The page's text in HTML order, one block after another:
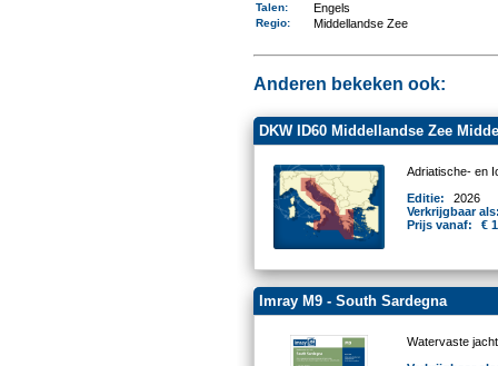
Talen: Engels
Regio: Middellandse Zee
Anderen bekeken ook:
DKW ID60 Middellandse Zee
Adriatische- en
Editie:
2026
Verkrijgbaar
Prijs vanaf:
€
Imray M9 - South Sardegna
Watervaste